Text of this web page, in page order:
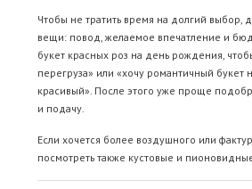
Чтобы не тратить время на долгий выбор,
вещи: повод, желаемое впечатление и
букет красных роз на день рождения,
перегруза» или «хочу романтичный букет
красивый». После этого уже проще
и подачу.
Если хочется более воздушного или
посмотреть также кустовые и